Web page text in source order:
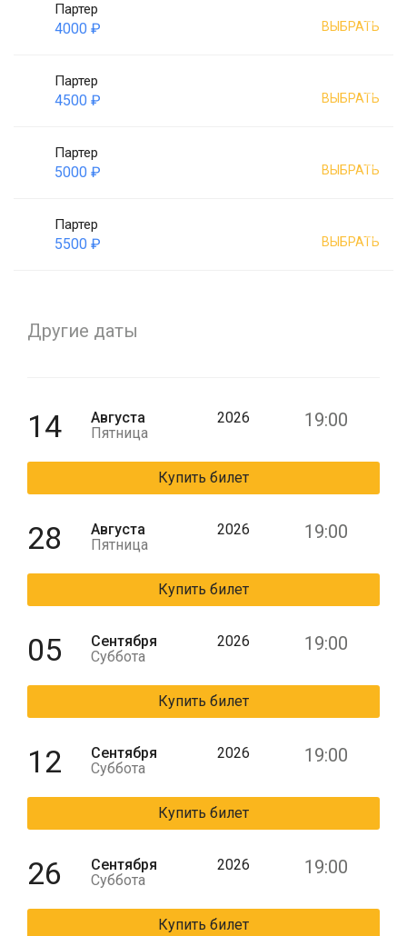
Партер
4000 ₽ ВЫБРАТЬ
Партер
4500 ₽ ВЫБРАТЬ
Партер
5000 ₽ ВЫБРАТЬ
Партер
5500 ₽ ВЫБРАТЬ
Другие даты
14
Августа
Пятница
2026 19:00
Купить билет
28
Августа
Пятница
2026 19:00
Купить билет
05
Сентября
Суббота
2026 19:00
Купить билет
12
Сентября
Суббота
2026 19:00
Купить билет
26
Сентября
Суббота
2026 19:00
Купить билет